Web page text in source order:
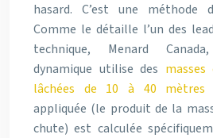
hasard. C’est une méthode
Comme le détaille l’un des
technique, Menard
dynamique utilise des
lâchées de 10 à 40 mètres
appliquée (le produit de la
chute) est calculée